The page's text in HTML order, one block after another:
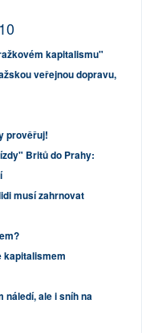
kapitalismu"
veřejnou dopravu,
prověřuj!
Britů do Prahy:
musí zahrnovat
kapitalismem
náledí, ale i sníh na